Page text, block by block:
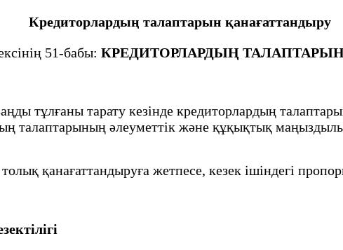
Кредиторлардың талаптарын қанағаттандыру
51-бабы: КРЕДИТОРЛАРДЫҢ
тұлғаны тарату кезінде кредиторлардың
талаптарының әлеуметтік және құқықтық
қанағаттандыруға жетпесе, кезек ішіндегі